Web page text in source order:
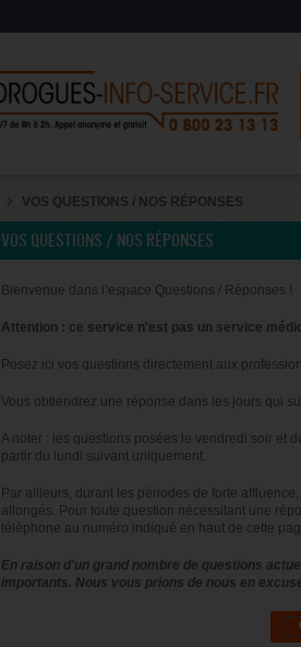
VOS QUESTIONS / NOS RÉPONSES
VOS QUESTIONS / NOS RÉPONSES
Bienvenue dans l’espace Questions / Réponses !
Attention : ce service n'est pas un service
Posez ici vos questions directement aux
Vous obtiendrez une réponse dans les jours qui
A noter : les questions posées le vendredi soir et
partir du lundi suivant uniquement.
Par ailleurs, durant les périodes de forte
allongés. Pour toute question nécessitant une
téléphone au numéro indiqué en haut de cette
En raison d'un grand nombre de questions
importants. Nous vous prions de nous en